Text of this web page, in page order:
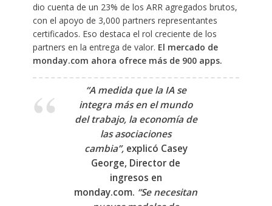
dio cuenta de un 23% de los ARR agregados brutos,
con el apoyo de 3,000 partners representantes
certificados. Eso destaca el rol creciente de los
partners en la entrega de valor. El mercado de
monday.com ahora ofrece más de 900 apps. ​
“A medida que la IA se
integra más en el mundo
del trabajo, la economía de
las asociaciones
cambia”,explicó Casey
George, Director de
ingresos en
monday.com. “Se necesitan